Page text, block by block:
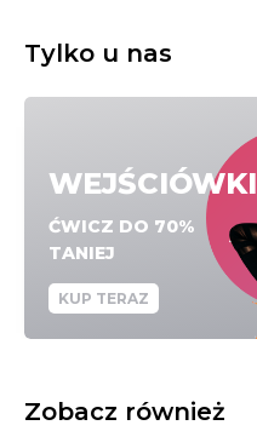
Tylko u nas
WEJŚCIÓWKI
ĆWICZ DO 70%
TANIEJ
KUP TERAZ
Zobacz również